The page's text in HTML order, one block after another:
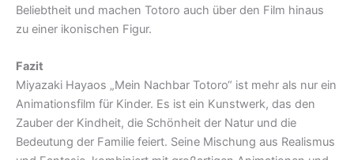
Beliebtheit und machen Totoro auch über den Film hinaus
zu einer ikonischen Figur.
Fazit
Miyazaki Hayaos „Mein Nachbar Totoro“ ist mehr als nur ein
Animationsfilm für Kinder. Es ist ein Kunstwerk, das den
Zauber der Kindheit, die Schönheit der Natur und die
Bedeutung der Familie feiert. Seine Mischung aus Realismus